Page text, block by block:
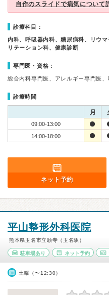
自作のスライドで病気について
診療科目：
内科、呼吸器内科、糖尿病科、リウ
リテーション科、健康診断
専門医・資格：
総合内科専門医、アレルギー専門医
診療時間
月
09:00-13:00
14:00-18:00
ネット予約
平山整形外科医院
熊本県玉名市立願寺（玉名駅）
駐車場あり ネット予約
土曜（〜12:30）